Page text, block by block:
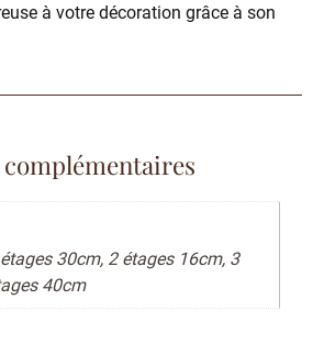
à votre décoration grâce à son
30cm, 2 étages 16cm, 3
40cm